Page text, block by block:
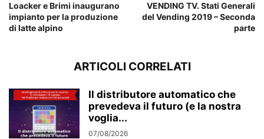
Loacker e Brimi inaugurano
impianto per la produzione
di latte alpino
VENDING TV. Stati Generali
del Vending 2019 – Seconda
parte
ARTICOLI CORRELATI
Il distributore automatico che
prevedeva il futuro (e la nostra
voglia...
07/08/2026